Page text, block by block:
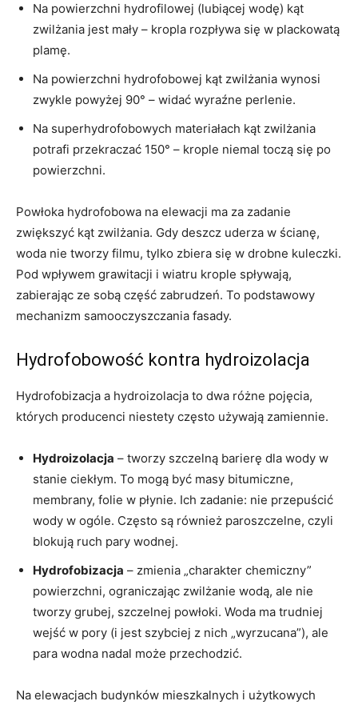
Na powierzchni hydrofilowej (lubiącej wodę) kąt
zwilżania jest mały – kropla rozpływa się w plackowatą
plamę.
Na powierzchni hydrofobowej kąt zwilżania wynosi
zwykle powyżej 90° – widać wyraźne perlenie.
Na superhydrofobowych materiałach kąt zwilżania
potrafi przekraczać 150° – krople niemal toczą się po
powierzchni.
Powłoka hydrofobowa na elewacji ma za zadanie
zwiększyć kąt zwilżania. Gdy deszcz uderza w ścianę,
woda nie tworzy filmu, tylko zbiera się w drobne kuleczki.
Pod wpływem grawitacji i wiatru krople spływają,
zabierając ze sobą część zabrudzeń. To podstawowy
mechanizm samooczyszczania fasady.
Hydrofobowość kontra hydroizolacja
Hydrofobizacja a hydroizolacja to dwa różne pojęcia,
których producenci niestety często używają zamiennie.
Hydroizolacja – tworzy szczelną barierę dla wody w
stanie ciekłym. To mogą być masy bitumiczne,
membrany, folie w płynie. Ich zadanie: nie przepuścić
wody w ogóle. Często są również paroszczelne, czyli
blokują ruch pary wodnej.
Hydrofobizacja – zmienia „charakter chemiczny”
powierzchni, ograniczając zwilżanie wodą, ale nie
tworzy grubej, szczelnej powłoki. Woda ma trudniej
wejść w pory (i jest szybciej z nich „wyrzucana”), ale
para wodna nadal może przechodzić.
Na elewacjach budynków mieszkalnych i użytkowych